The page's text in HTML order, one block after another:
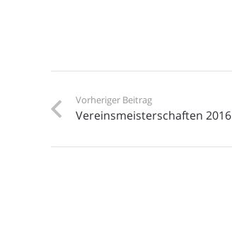
Vorheriger Beitrag
Vereinsmeisterschaften 2016